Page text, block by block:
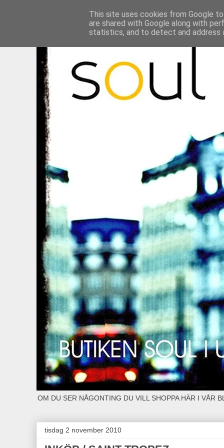
OM DU SER NÅGONTING DU VILL SHOPPA HÄR I VÅR
tisdag 2 november 2010
This site uses cookies from Google
are shared with Google along with
statistics, and to detect and address